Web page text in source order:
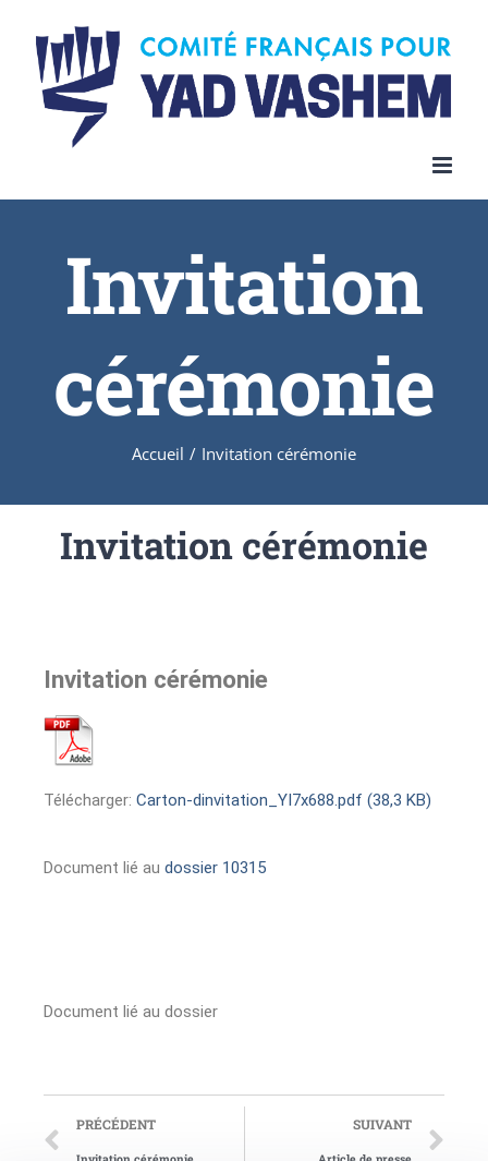
Invitation
cérémonie
Accueil / Invitation cérémonie
Invitation cérémonie
Invitation cérémonie
Télécharger: Carton-dinvitation_YI7x688.pdf (38,3 KB)
Document lié au dossier 10315
Document lié au dossier
PRÉCÉDENT SUIVANT